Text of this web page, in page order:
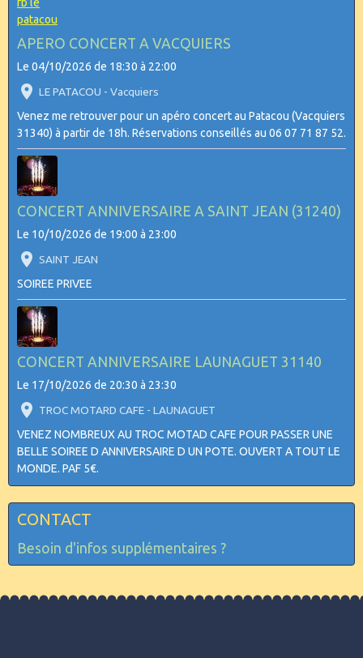
APERO CONCERT A VACQUIERS
Le 04/10/2026 de 18:30 à 22:00
LE PATACOU - Vacquiers
Venez me retrouver pour un apéro concert au Patacou (Vacquiers
31340) à partir de 18h. Réservations conseillés au 06 07 71 87 52.
CONCERT ANNIVERSAIRE A SAINT JEAN (31240)
Le 10/10/2026 de 19:00 à 23:00
SAINT JEAN
SOIREE PRIVEE
CONCERT ANNIVERSAIRE LAUNAGUET 31140
Le 17/10/2026 de 20:30 à 23:30
TROC MOTARD CAFE - LAUNAGUET
VENEZ NOMBREUX AU TROC MOTAD CAFE POUR PASSER UNE
BELLE SOIREE D ANNIVERSAIRE D UN POTE. OUVERT A TOUT LE
MONDE. PAF 5€.
CONTACT
Besoin d'infos supplémentaires ?